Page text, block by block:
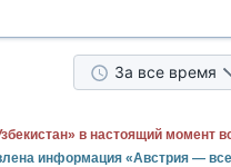
За все время
в настоящий момент
информация «Австрия —